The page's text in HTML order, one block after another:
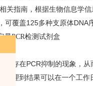
关指南，根据生物信息学
，可覆盖125多种支原体DNA
应存在PCR抑制的现象，从
处理到结果可以在一个工作